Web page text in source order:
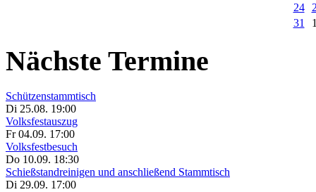
24
31
Nächste Termine
Schützenstammtisch
Di 25.08. 19:00
Volksfestauszug
Fr 04.09. 17:00
Volksfestbesuch
Do 10.09. 18:30
Schießstandreinigen und anschließend Stammtisch
Di 29.09. 17:00